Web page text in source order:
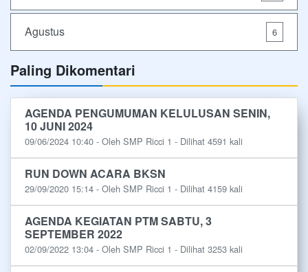
Agustus 6
Paling Dikomentari
AGENDA PENGUMUMAN KELULUSAN SENIN,
10 JUNI 2024
09/06/2024 10:40 - Oleh SMP Ricci 1 - Dilihat 4591 kali
RUN DOWN ACARA BKSN
29/09/2020 15:14 - Oleh SMP Ricci 1 - Dilihat 4159 kali
AGENDA KEGIATAN PTM SABTU, 3
SEPTEMBER 2022
02/09/2022 13:04 - Oleh SMP Ricci 1 - Dilihat 3253 kali